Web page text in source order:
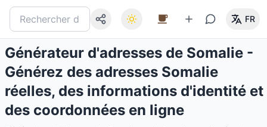
FR
Générateur d'adresses de Somalie -
Générez des adresses Somalie
réelles, des informations d'identité et
des coordonnées en ligne